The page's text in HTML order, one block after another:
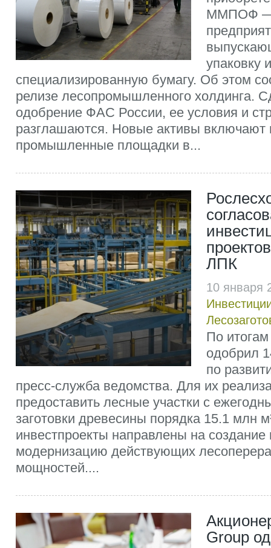
MMПОФ
упаковку и
специализированную бумагу. Об этом
релизе лесопромышленного холдинга.
одобрение ФАС России, ее условия и
разглашаются. Новые активы включают
промышленные площадки в...
ЛПК
10
По итогам
одобрил
по
пресс-служба ведомства. Для их
предоставить лесные участки с
заготовки древесины порядка 15.1 млн
инвестпроекты направлены на создание
модернизацию действующих
мощностей....
Group